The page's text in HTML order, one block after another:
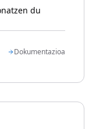
du
Dokumentazioa